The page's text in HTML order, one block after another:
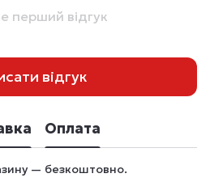
перший відгук
відгук
Оплата
— безкоштовно.